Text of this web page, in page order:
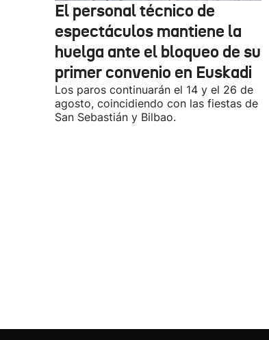
El personal técnico de
espectáculos mantiene la
huelga ante el bloqueo de su
primer convenio en Euskadi
Los paros continuarán el 14 y el 26 de
agosto, coincidiendo con las fiestas de
San Sebastián y Bilbao.